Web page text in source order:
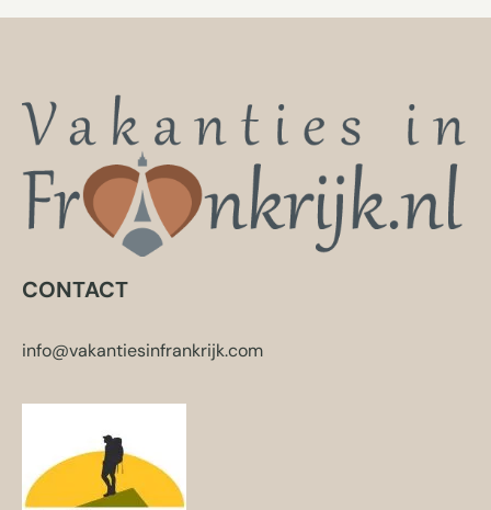
CONTACT
info@vakantiesinfrankrijk.com